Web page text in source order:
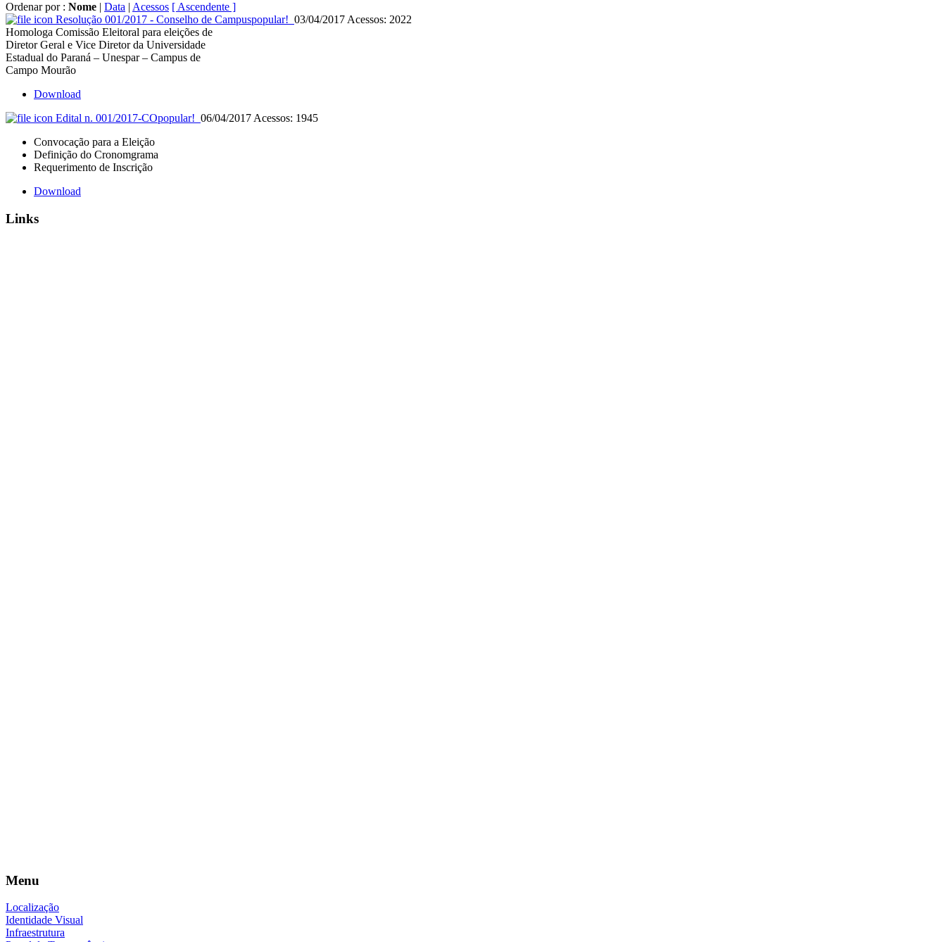
Ordenar por : Nome | Data | Acessos [ Ascendente ]
Resolução 001/2017 - Conselho de Campuspopular! 03/04/2017 Acessos: 2022
Homologa Comissão Eleitoral para eleições de
Diretor Geral e Vice Diretor da Universidade
Estadual do Paraná – Unespar – Campus de
Campo Mourão
Download
Edital n. 001/2017-COpopular! 06/04/2017 Acessos: 1945
Convocação para a Eleição
Definição do Cronomgrama
Requerimento de Inscrição
Download
Links
Menu
Localização
Identidade Visual
Infraestrutura